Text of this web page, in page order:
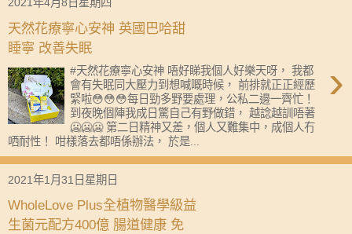
2021年4月8日星期四
天然花療寧心安神 英國巴哈甜
睡寧 改善失眠
›
#天然花療寧心安神 唔好睇我個人好樂天呀， 我都
會有失眠同大壓力到想喊嘅時候， 前排就正正經歷
緊啦😳😳😳每日勁多野要處理，公私二邊一齊忙！
到夜晚個陣我成日驚自己有野做錯， 越諗越訓唔著
🥶🥶🥶 第二日精神又差，個人又難集中，成個人冇
哂耐性！ 咁樣落去都唔係辦法， 於是...
2021年1月31日星期日
WholeLove Plus全植物醫學級益
生菌元配方400億 腸道健康 免